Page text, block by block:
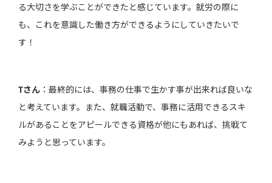
る大切さを学ぶことができたと感じています。就労の際に
も、これを意識した働き方ができるようにしていきたいで
す！
Tさん ：最終的には、事務の仕事で生かす事が出来れば良いな
と考えています。また、就職活動で、事務に活用できるスキ
ルがあることをアピールできる資格が他にもあれば、挑戦て
みようと思っています。